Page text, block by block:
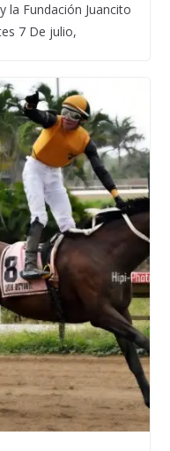
la Fundación Juancito
7 De julio,